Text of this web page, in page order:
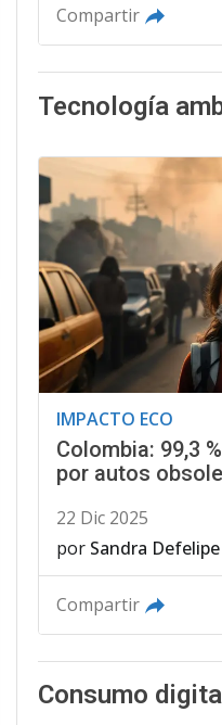
Compartir
Tecnología
IMPACTO ECO
Colombia: 99,3
por autos
22 Dic 2025
por Sandra
Compartir
Consumo digital